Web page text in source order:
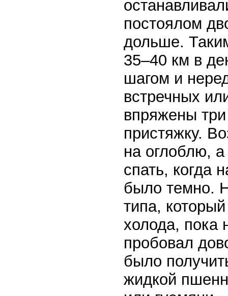
постоялом
дольше.
35–40 км в
шагом и
встречных
впряжены
пристяжку.
на оглоблю, а
спать, когда
было темно.
типа,
холода, пока
пробовал
было
жидкой